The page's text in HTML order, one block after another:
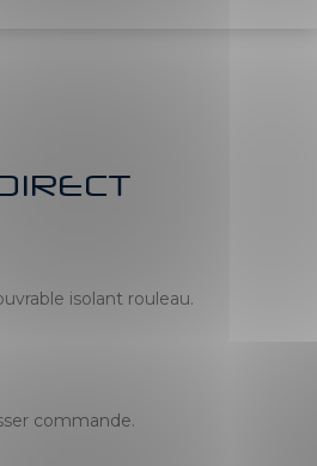
isolant rouleau.
commande.